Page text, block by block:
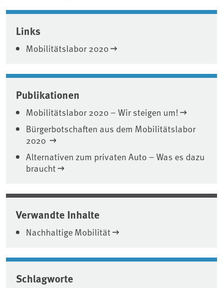
Associated content
Links
Mobilitätslabor 2020
Publikationen
Mobilitätslabor 2020 – Wir steigen um!
Bürgerbotschaften aus dem Mobilitätslabor
2020
Alternativen zum privaten Auto – Was es dazu
braucht
Verwandte Inhalte
Nachhaltige Mobilität
Schlagworte